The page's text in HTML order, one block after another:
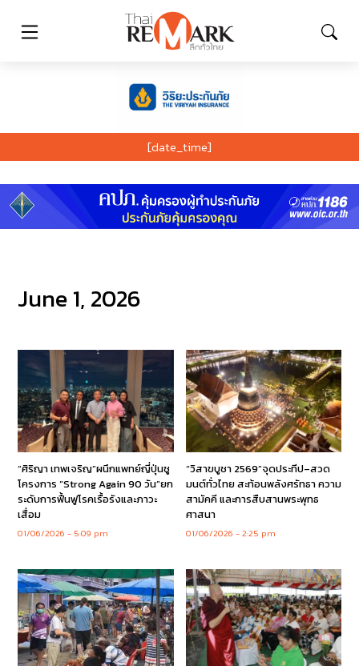
[date_time]
June 1, 2026
“ศิริญา เทพเจริญ”ผนึกแพทย์ญี่ปุ่นชู
โครงการ “Strong Again 90 วัน”ยก
ระดับการฟื้นฟูโรคเรื้อรังและภาวะ
เสื่อม
01/06/2026 5:09 pm
“วิสาขบูชา 2569”จุดประทีป–สวด
มนต์ทั่วไทย สะท้อนพลังศรัทธา ความ
สามัคคี และการสืบสานพระพุทธ
ศาสนา
01/06/2026 2:25 pm